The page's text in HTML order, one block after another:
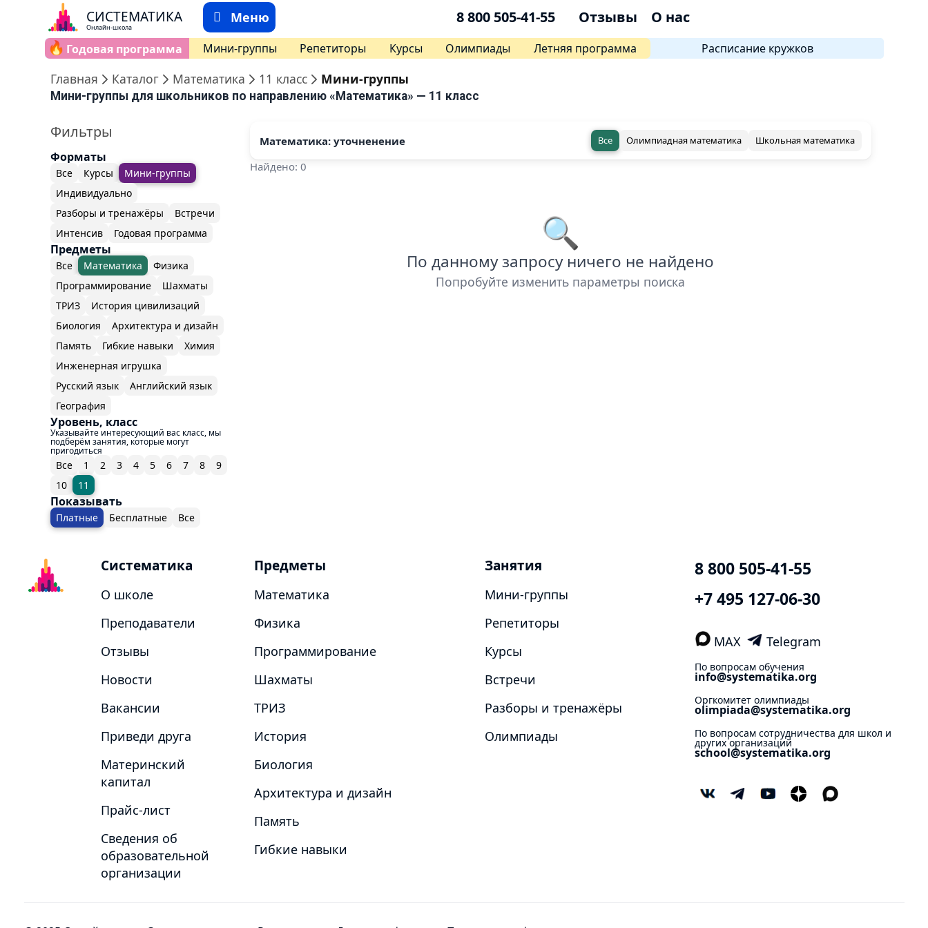
СИСТЕМАТИКА
Онлайн-школа
Меню 8 800 505-41-55 Отзывы
О нас
🔥 Годовая программа Мини-группы Репетиторы Курсы Олимпиады Летняя программа Расписание кружков
Главная Каталог Математика 11 класс Мини-группы
Мини-группы для школьников по направлению «Математика» — 11 класс
Фильтры
Форматы
Все Курсы
Мини-группы
Индивидуально
Разборы и тренажёры
Встречи
Интенсив
Годовая программа
Предметы
Все Математика
Физика
Программирование
Шахматы
ТРИЗ
История цивилизаций
Биология
Архитектура и дизайн
Память
Гибкие навыки
Химия
Инженерная игрушка
Русский язык
Английский язык
География
Уровень, класс
Указывайте интересующий вас класс, мы
подберём занятия, которые могут
пригодиться
Все 1 2 3 4 5 6 7 8
9
10
11
Показывать
Платные Бесплатные Все
Математика: уточненение Все Олимпиадная математика Школьная математика
Найдено: 0
🔍
По данному запросу ничего не найдено
Попробуйте изменить параметры поиска
Систематика
О школе
Преподаватели
Отзывы
Новости
Вакансии
Приведи друга
Материнский
капитал
Прайс-лист
Сведения об
образовательной
организации
Предметы
Математика
Физика
Программирование
Шахматы
ТРИЗ
История
Биология
Архитектура и дизайн
Память
Гибкие навыки
Занятия
Мини-группы
Репетиторы
Курсы
Встречи
Разборы и тренажёры
Олимпиады
8 800 505-41-55
+7 495 127-06-30
MAX Telegram
По вопросам обучения
info@systematika.org
Оргкомитет олимпиады
olimpiada@systematika.org
По вопросам сотрудничества для школ и
других организаций
school@systematika.org